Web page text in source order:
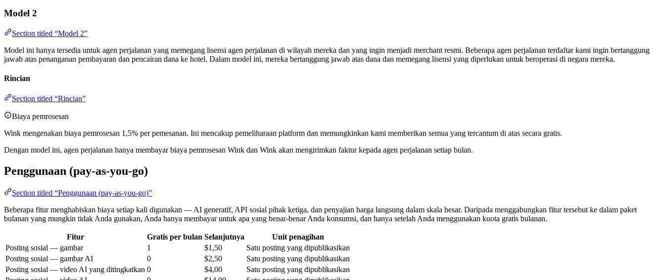
Model 2
Section titled “Model 2”
Model ini hanya tersedia untuk agen perjalanan yang memegang lisensi agen perjalanan di wilayah mereka dan yang ingin menjadi merchant resmi. Beberapa agen perjalanan terdaftar kami ingin bertanggung
jawab atas penanganan pembayaran dan pencairan dana ke hotel. Dalam model ini, mereka bertanggung jawab atas dana dan memegang lisensi yang diperlukan untuk beroperasi di negara mereka.
Rincian
Section titled “Rincian”
Biaya pemrosesan
Wink mengenakan biaya pemrosesan 1,5% per pemesanan. Ini mencakup pemeliharaan platform dan memungkinkan kami memberikan semua yang tercantum di atas secara gratis.
Dengan model ini, agen perjalanan hanya membayar biaya pemrosesan Wink dan Wink akan mengirimkan faktur kepada agen perjalanan setiap bulan.
Penggunaan (pay-as-you-go)
Section titled “Penggunaan (pay-as-you-go)”
Beberapa fitur menghabiskan biaya setiap kali digunakan — AI generatif, API sosial pihak ketiga, dan penyajian harga langsung dalam skala besar. Daripada menggabungkan fitur tersebut ke dalam paket
bulanan yang mungkin tidak Anda gunakan, Anda hanya membayar untuk apa yang benar-benar Anda konsumsi, dan hanya setelah Anda menggunakan kuota gratis bulanan.
Fitur Gratis per bulan Selanjutnya
Unit penagihan
Posting sosial — gambar
1 $1,50
Satu posting yang dipublikasikan
Posting sosial — gambar AI
0 $2,50
Satu posting yang dipublikasikan
Posting sosial — video AI yang ditingkatkan 0 $4,00
Satu posting yang dipublikasikan